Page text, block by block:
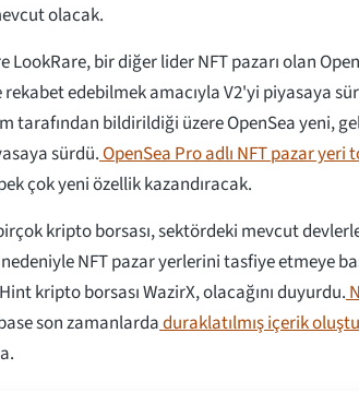
olacak.
LookRare, bir diğer lider NFT pazarı olan
rekabet edebilmek amacıyla V2'yi piyasaya
tarafından bildirildiği üzere OpenSea yeni,
sürdü.OpenSea Pro adlı NFT pazar yeri
çok yeni özellik kazandıracak.
kripto borsası, sektördeki mevcut
NFT pazar yerlerini tasfiye etmeye
kripto borsası WazirX, olacağını duyurdu.
son zamanlardaduraklatılmış içerik